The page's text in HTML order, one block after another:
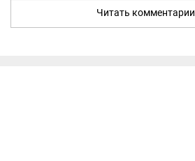
Читать комментарии